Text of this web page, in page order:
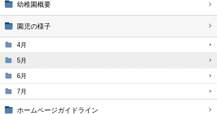
幼稚園概要
園児の様子
4月
5月
6月
7月
ホームページガイドライン